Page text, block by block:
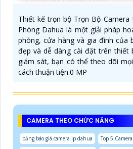
Thiết kế trọn bộ Trọn Bộ Camera
Phòng Dahua là một giải pháp
phòng, cửa hàng và gia đình của
đẹp và dễ dàng cài đặt trên thiết
giám sát, bạn có thể theo dõi
cách thuận tiện.0 MP
CAMERA THEO CHỨC NĂNG
bảng báo giá camera ip dahua
Top 5